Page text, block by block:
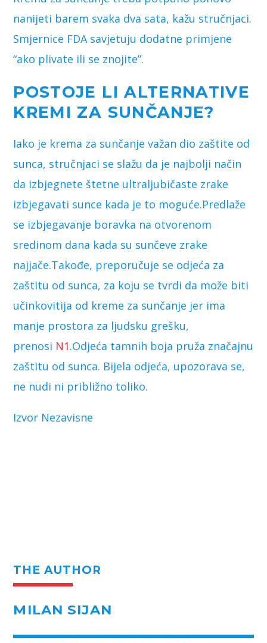
nanijeti barem svaka dva sata, kažu stručnjaci.
Smjernice FDA savjetuju dodatne primjene
“ako plivate ili se znojite”.
POSTOJE LI ALTERNATIVE
KREMI ZA SUNČANJE?
Iako je krema za sunčanje važan dio zaštite od
sunca, stručnjaci se slažu da je najbolji način
da izbjegnete štetne ultraljubičaste zrake
izbjegavati sunce kada je to moguće.Predlaže
se izbjegavanje boravka na otvorenom
sredinom dana kada su sunčeve zrake
najjače.Takođe, preporučuje se odjeća za
zaštitu od sunca, za koju se tvrdi da može biti
učinkovitija od kreme za sunčanje jer ima
manje prostora za ljudsku grešku,
prenosi N1.Odjeća tamnih boja pruža značajnu
zaštitu od sunca. Bijela odjeća, upozorava se,
ne nudi ni približno toliko.
Izvor Nezavisne
THE AUTHOR
MILAN SIJAN